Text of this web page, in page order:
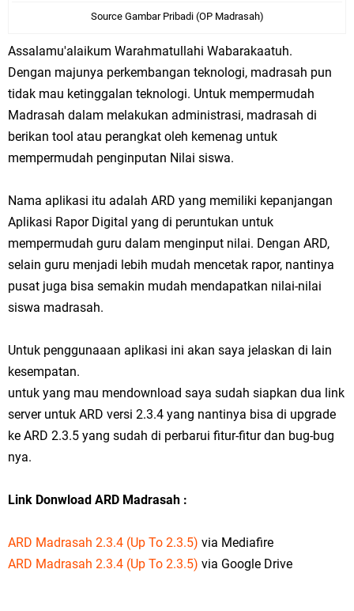
Source Gambar Pribadi (OP Madrasah)
Assalamu'alaikum Warahmatullahi Wabarakaatuh.
Dengan majunya perkembangan teknologi, madrasah pun
tidak mau ketinggalan teknologi. Untuk mempermudah
Madrasah dalam melakukan administrasi, madrasah di
berikan tool atau perangkat oleh kemenag untuk
mempermudah penginputan Nilai siswa.
Nama aplikasi itu adalah ARD yang memiliki kepanjangan
Aplikasi Rapor Digital yang di peruntukan untuk
mempermudah guru dalam menginput nilai. Dengan ARD,
selain guru menjadi lebih mudah mencetak rapor, nantinya
pusat juga bisa semakin mudah mendapatkan nilai-nilai
siswa madrasah.
Untuk penggunaaan aplikasi ini akan saya jelaskan di lain
kesempatan.
untuk yang mau mendownload saya sudah siapkan dua link
server untuk ARD versi 2.3.4 yang nantinya bisa di upgrade
ke ARD 2.3.5 yang sudah di perbarui fitur-fitur dan bug-bug
nya.
Link Donwload ARD Madrasah :
ARD Madrasah 2.3.4 (Up To 2.3.5) via Mediafire
ARD Madrasah 2.3.4 (Up To 2.3.5) via Google Drive